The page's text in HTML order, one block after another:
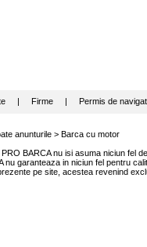
| Firme| Permis de
anunturile> Barca cu motor
PRO BARCA nu isi asuma niciun fel
nu garanteaza in niciun fel pentru
pe site, acestea revenind